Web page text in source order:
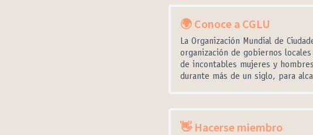
🌍 Conoce a CGLU
La Organización Mundial de
organización de gobiernos
de incontables mujeres y
durante más de un siglo, para
👋 Hacerse miembro